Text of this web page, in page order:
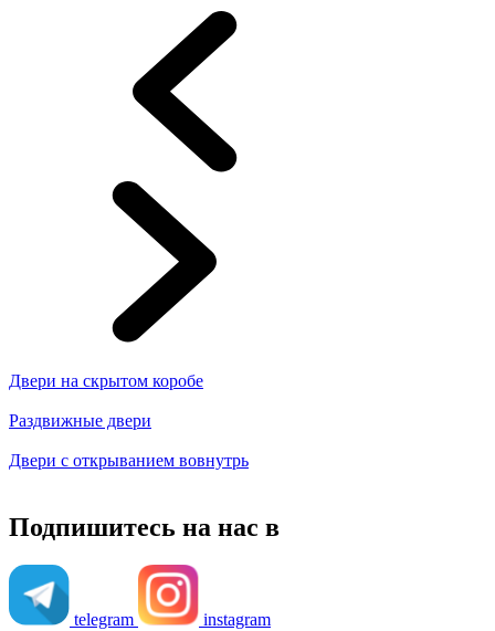
Двери на скрытом коробе
Раздвижные двери
Двери с открыванием вовнутрь
Подпишитесь на нас в
telegram
instagram